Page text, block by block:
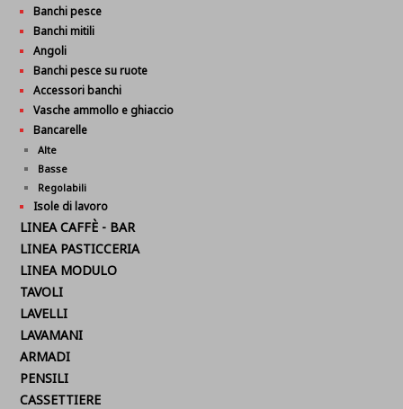
Banchi pesce
Banchi mitili
Angoli
Banchi pesce su ruote
Accessori banchi
Vasche ammollo e ghiaccio
Bancarelle
Alte
Basse
Regolabili
Isole di lavoro
LINEA CAFFÈ - BAR
LINEA PASTICCERIA
LINEA MODULO
TAVOLI
LAVELLI
LAVAMANI
ARMADI
PENSILI
CASSETTIERE